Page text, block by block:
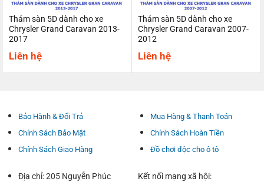
Thảm sàn 5D dành cho xe
Chrysler Grand Caravan 2013-
2017
Liên hệ
Thảm sàn 5D dành cho xe
Chrysler Grand Caravan 2007-
2012
Liên hệ
Bảo Hành & Đổi Trả
Chính Sách Bảo Mật
Chính Sách Giao Hàng
Mua Hàng & Thanh Toán
Chính Sách Hoàn Tiền
Đồ chơi độc cho ô tô
Địa chỉ: 205 Nguyễn Phúc Kết nối mạng xã hội: